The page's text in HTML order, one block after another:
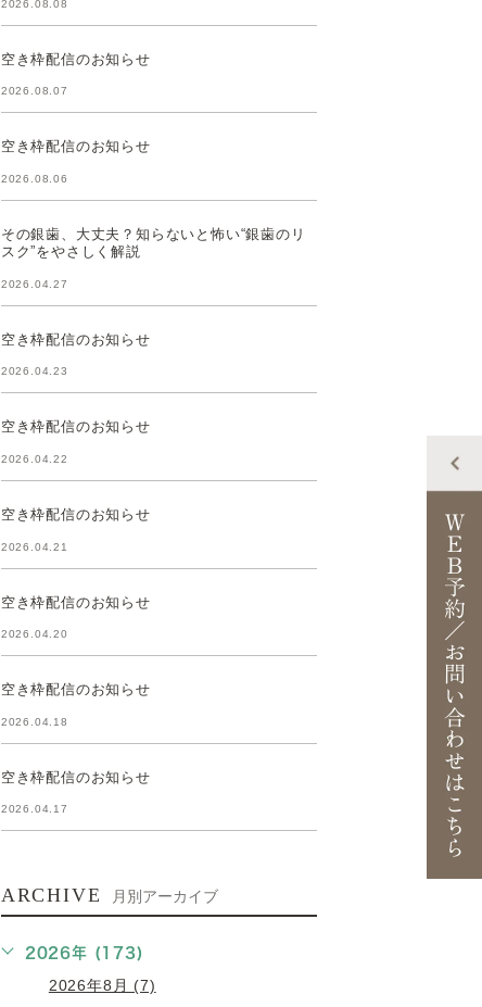
2026.08.08
空き枠配信のお知らせ
2026.08.07
空き枠配信のお知らせ
2026.08.06
その銀歯、大丈夫？知らないと怖い“銀歯のリ
スク”をやさしく解説
2026.04.27
空き枠配信のお知らせ
2026.04.23
空き枠配信のお知らせ
2026.04.22
空き枠配信のお知らせ
2026.04.21
空き枠配信のお知らせ
2026.04.20
空き枠配信のお知らせ
2026.04.18
空き枠配信のお知らせ
2026.04.17
ARCHIVE 月別アーカイブ
2026年 (173)
2026年8月 (7)